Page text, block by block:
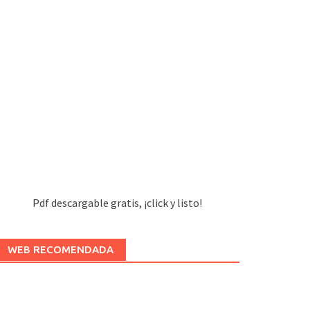
Pdf descargable gratis, ¡click y listo!
WEB RECOMENDADA